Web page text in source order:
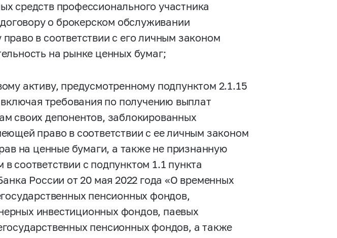
средств профессионального участника
о брокерском обслуживании
в соответствии с его личным законом
на рынке ценных бумаг;
активу, предусмотренному подпунктом 2.1.15
включая требования по получению выплат
своих депонентов, заблокированных
право в соответствии с ее личным законом
на ценные бумаги, а также не признанную
соответствии с подпунктом 1.1 пункта
России от 20 мая 2022 года «О временных
пенсионных фондов,
инвестиционных фондов, паевых
пенсионных фондов, а также